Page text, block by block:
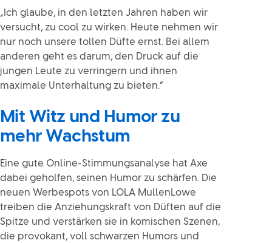
„Ich glaube, in den letzten Jahren haben wir
versucht, zu cool zu wirken. Heute nehmen wir
nur noch unsere tollen Düfte ernst. Bei allem
anderen geht es darum, den Druck auf die
jungen Leute zu verringern und ihnen
maximale Unterhaltung zu bieten.“
Mit Witz und Humor zu
mehr Wachstum
Eine gute Online-Stimmungsanalyse hat Axe
dabei geholfen, seinen Humor zu schärfen. Die
neuen Werbespots von LOLA MullenLowe
treiben die Anziehungskraft von Düften auf die
Spitze und verstärken sie in komischen Szenen,
die provokant, voll schwarzen Humors und